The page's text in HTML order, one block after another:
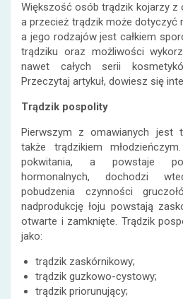
Większość osób trądzik kojarzy z
a przecież trądzik może dotyczyć
a jego rodzajów jest całkiem
trądziku oraz możliwości
nawet całych serii
Przeczytaj artykuł, dowiesz się
Trądzik pospolity
Pierwszym z omawianych jest
także trądzikiem
pokwitania, a powstaje
hormonalnych, dochodzi
pobudzenia czynności
nadprodukcję łoju powstają
otwarte i zamknięte. Trądzik
jako:
trądzik zaskórnikowy;
trądzik guzkowo-cystowy;
trądzik priorunujący;